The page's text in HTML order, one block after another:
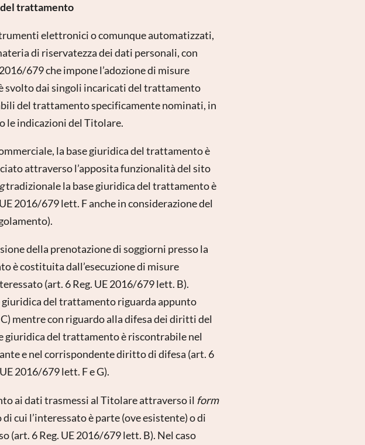
trattamento
elettronici o comunque automatizzati,
di riservatezza dei dati personali, con
679 che impone l’adozione di misure
svolto dai singoli incaricati del trattamento
del trattamento specificamente nominati, in
le indicazioni del Titolare.
la base giuridica del trattamento è
attraverso l’apposita funzionalità del sito
tradizionale la base giuridica del trattamento è
2016/679 lett. F anche in considerazione del
della prenotazione di soggiorni presso la
è costituita dall’esecuzione di misure
(art. 6 Reg. UE 2016/679 lett. B).
giuridica del trattamento riguarda appunto
mentre con riguardo alla difesa dei diritti del
giuridica del trattamento è riscontrabile nel
e nel corrispondente diritto di difesa (art. 6
2016/679 lett. F e G).
ai dati trasmessi al Titolare attraverso il form
cui l’interessato è parte (ove esistente) o di
(art. 6 Reg. UE 2016/679 lett. B). Nel caso